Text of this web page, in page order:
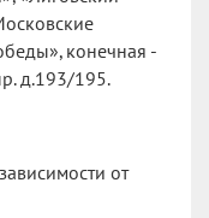
конечная -
д.193/195.
от